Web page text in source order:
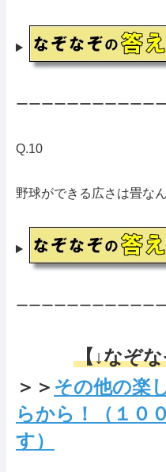
ーーーーーーーーーーー
Q.10
野球ができる広さは畳な
ーーーーーーーーーーー
【↓なぞ
＞＞ その他の楽
らから！（１０
す）